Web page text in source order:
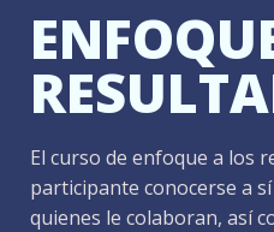
El curso de enfoque a los
participante conocerse a
quienes le colaboran, así